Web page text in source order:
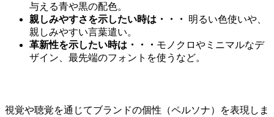
与える青や黒の配色。
親しみやすさを示したい時は・・・
明るい色使いや、
親しみやすい言葉遣い。
革新性を示したい時は・・・ モノクロやミニマルなデ
ザイン、最先端のフォントを使うなど。
視覚や聴覚を通じてブランドの個性（ペルソナ）を表現しま